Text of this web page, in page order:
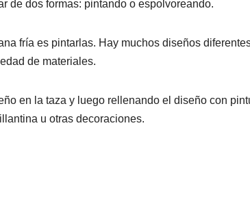
de dos formas: pintando o espolvoreando.
fría es pintarlas. Hay muchos diseños
de materiales.
en la taza y luego rellenando el diseño con
u otras decoraciones.